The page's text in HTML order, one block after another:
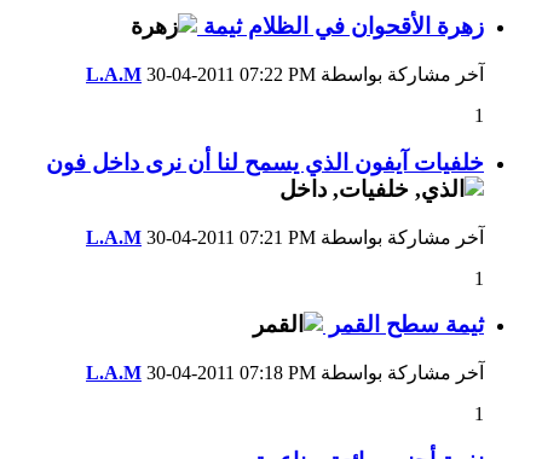
زهرة الأقحوان في الظلام ثيمة
آخر مشاركة بواسطة L.A.M 30-04-2011 07:22 PM
1
خلفيات آيفون الذي يسمح لنا أن نرى داخل فون
آخر مشاركة بواسطة L.A.M 30-04-2011 07:21 PM
1
ثيمة سطح القمر
آخر مشاركة بواسطة L.A.M 30-04-2011 07:18 PM
1